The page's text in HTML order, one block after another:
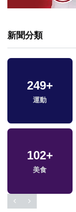
新聞分類
249+
運動
102+
美食